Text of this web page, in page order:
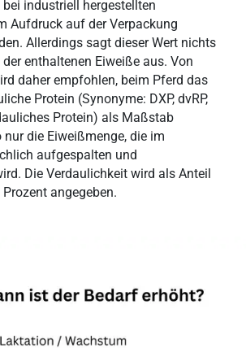
industriell hergestellten
Aufdruck auf der Verpackung
Allerdings sagt dieser Wert nichts
enthaltenen Eiweiße aus. Von
daher empfohlen, beim Pferd das
Protein (Synonyme: DXP, dvRP,
Protein) als Maßstab
die Eiweißmenge, die im
aufgespalten und
Die Verdaulichkeit wird als Anteil
angegeben.